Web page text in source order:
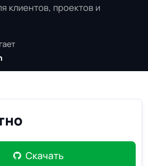
клиентов, проектов и
Скачать